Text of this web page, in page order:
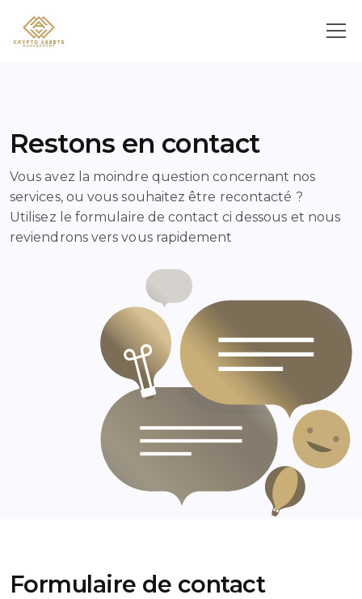
Restons en contact
Vous avez la moindre question concernant nos
services, ou vous souhaitez être recontacté ?
Utilisez le formulaire de contact ci dessous et nous
reviendrons vers vous rapidement
Formulaire de contact